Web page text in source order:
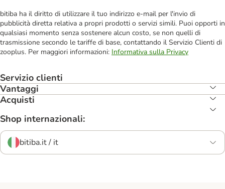
bitiba ha il diritto di utilizzare il tuo indirizzo e-mail per l'invio di
pubblicità diretta relativa a propri prodotti o servizi simili. Puoi opporti in
qualsiasi momento senza sostenere alcun costo, se non quelli di
trasmissione secondo le tariffe di base, contattando il Servizio Clienti di
zooplus. Per maggiori informazioni: Informativa sulla Privacy
Servizio clienti
Vantaggi
Acquisti
Shop internazionali:
bitiba.it / it